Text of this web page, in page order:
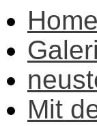
Home
Mit